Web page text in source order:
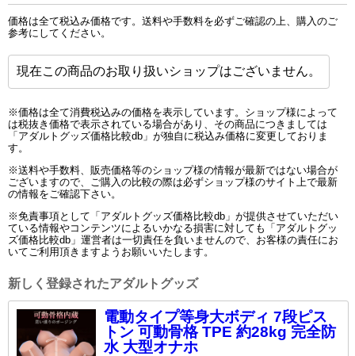
価格は全て税込み価格です。送料や手数料を必ずご確認の上、購入のご
参考にしてください。
現在この商品のお取り扱いショップはございません。
※価格は全て消費税込みの価格を表示しています。ショップ様によって
は税抜き価格で表示されている場合があり、その商品につきましては
「アダルトグッズ価格比較db」が独自に税込み価格に変更しておりま
す。
※送料や手数料、販売価格等のショップ様の情報が最新ではない場合が
ございますので、ご購入の比較の際は必ずショップ様のサイト上で最新
の情報をご確認下さい。
※免責事項として「アダルトグッズ価格比較db」が提供させていただい
ている情報やコンテンツによるいかなる損害に対しても「アダルトグッ
ズ価格比較db」運営者は一切責任を負いませんので、お客様の責任にお
いてご利用頂きますようお願いいたします。
新しく登録されたアダルトグッズ
電動タイプ等身大ボディ 7段ピス
トン 可動骨格 TPE 約28kg 完全防
水 大型オナホ